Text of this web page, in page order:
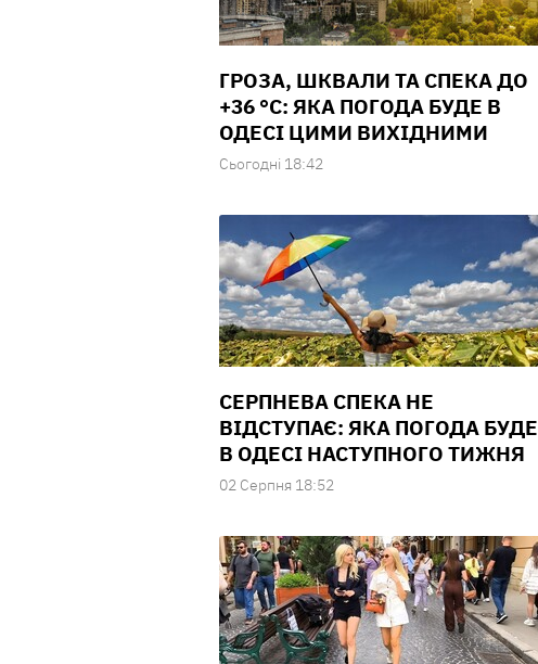
ГРОЗА, ШКВАЛИ ТА СПЕКА ДО
+36 °С: ЯКА ПОГОДА БУДЕ В
ОДЕСІ ЦИМИ ВИХІДНИМИ
Сьогодні 18:42
СЕРПНЕВА СПЕКА НЕ
ВІДСТУПАЄ: ЯКА ПОГОДА БУДЕ
В ОДЕСІ НАСТУПНОГО ТИЖНЯ
02 Серпня 18:52